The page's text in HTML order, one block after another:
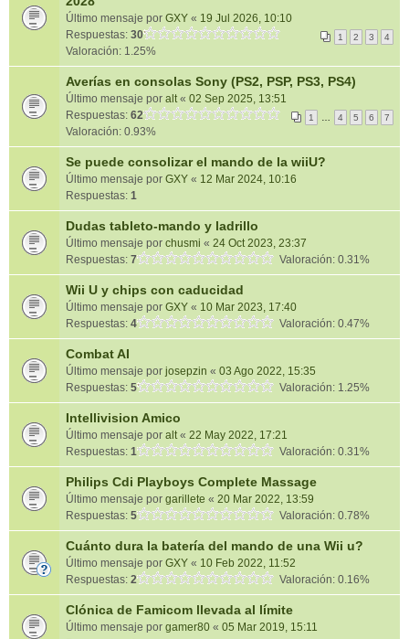
Último mensaje por GXY « 19 Jul 2026, 10:10
Respuestas: 30 1 2 3 4
Valoración: 1.25%
Averías en consolas Sony (PS2, PSP, PS3, PS4)
Último mensaje por alt« 02 Sep 2025, 13:51
Respuestas: 62 1 4 5 6 7
Valoración: 0.93%
Se puede consolizar el mando de la wiiU?
Último mensaje por GXY « 12 Mar 2024, 10:16
Respuestas: 1
Dudas tableto-mando y ladrillo
Último mensaje por chusmi « 24 Oct 2023, 23:37
Respuestas: 7 Valoración: 0.31%
Wii U y chips con caducidad
Último mensaje por GXY « 10 Mar 2023, 17:40
Respuestas: 4 Valoración: 0.47%
Combat AI
Último mensaje por josepzin « 03 Ago 2022, 15:35
Respuestas: 5 Valoración: 1.25%
Intellivision Amico
Último mensaje por alt« 22 May 2022, 17:21
Respuestas: 1 Valoración: 0.31%
Philips Cdi Playboys Complete Massage
Último mensaje por garillete « 20 Mar 2022, 13:59
Respuestas: 5 Valoración: 0.78%
Cuánto dura la batería del mando de una Wii u?
Último mensaje por GXY « 10 Feb 2022, 11:52
Respuestas: 2 Valoración: 0.16%
Clónica de Famicom llevada al límite
Último mensaje por gamer80 « 05 Mar 2019, 15:11